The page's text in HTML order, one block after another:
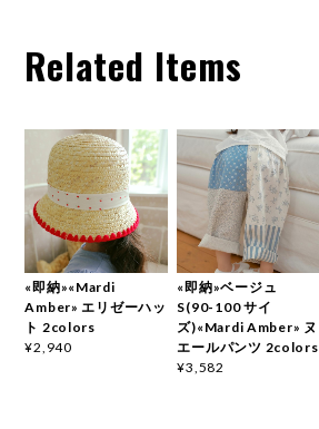
Related Items
«即納»«Mardi
Amber» エリゼーハッ
ト 2colors
¥2,940
«即納»ベージュ
S(90-100 サイ
ズ)«Mardi Amber» ヌ
エールパンツ 2colors
¥3,582